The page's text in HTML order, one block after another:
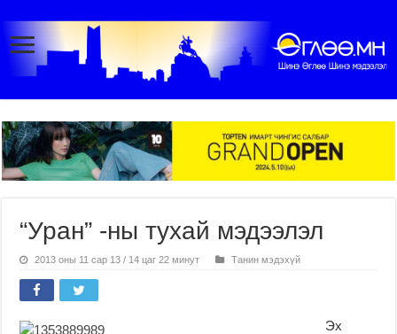
“Уран” -ны тухай мэдээлэл
2013 оны 11 сар 13 / 14 цаг 22 минут Танин мэдэхүй
Эх